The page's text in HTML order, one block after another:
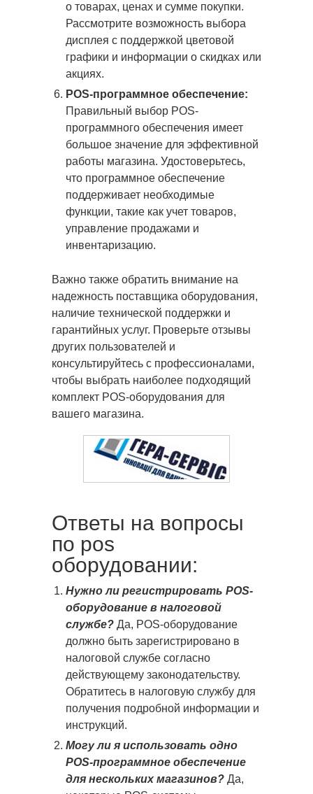
о товарах, ценах и сумме покупки.
Рассмотрите возможность выбора
дисплея с поддержкой цветовой
графики и информации о скидках или
акциях.
POS-программное обеспечение:
Правильный выбор POS-
программного обеспечения имеет
большое значение для эффективной
работы магазина. Удостоверьтесь,
что программное обеспечение
поддерживает необходимые
функции, такие как учет товаров,
управление продажами и
инвентаризацию.
Важно также обратить внимание на
надежность поставщика оборудования,
наличие технической поддержки и
гарантийных услуг. Проверьте отзывы
других пользователей и
консультируйтесь с профессионалами,
чтобы выбрать наиболее подходящий
комплект POS-оборудования для
вашего магазина.
Ответы на вопросы
по pos
оборудовании:
Нужно ли регистрировать POS-
оборудование в налоговой
службе? Да, POS-оборудование
должно быть зарегистрировано в
налоговой службе согласно
действующему законодательству.
Обратитесь в налоговую службу для
получения подробной информации и
инструкций.
Могу ли я использовать одно
POS-программное обеспечение
для нескольких магазинов? Да,